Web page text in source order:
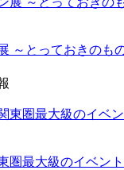
～とっておきのも
圏最大級のイベン